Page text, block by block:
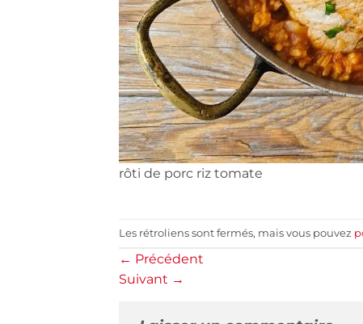
rôti de porc riz tomate
Les rétroliens sont fermés, mais vous pouvez
← Précédent
Suivant →